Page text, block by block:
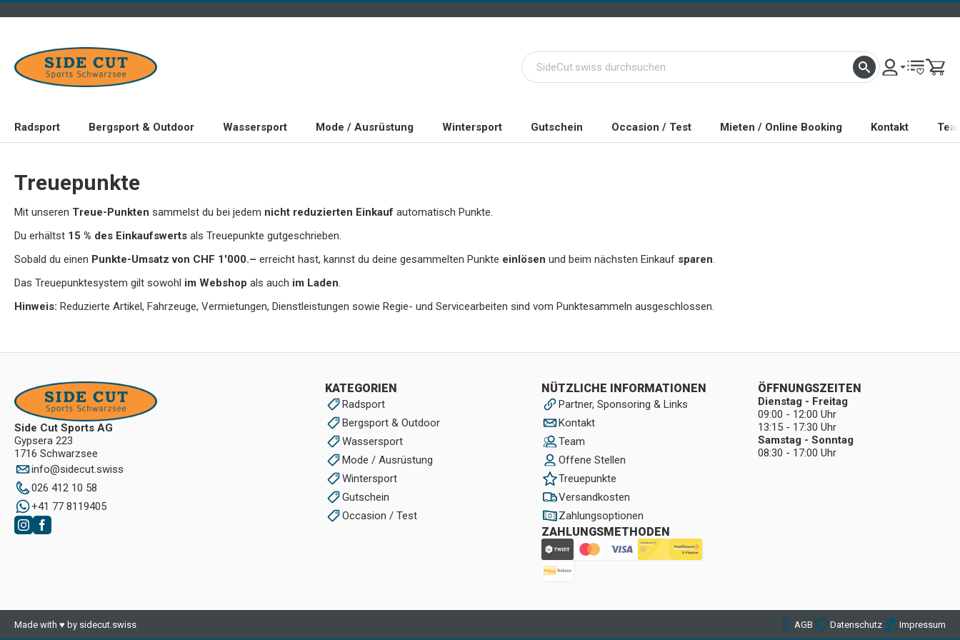
Radsport Bergsport & Outdoor Wassersport Mode / Ausrüstung Wintersport Gutschein Occasion / Test Mieten / Online Booking Kontakt
Treuepunkte
Mit unseren Treue-Punkten sammelst du bei jedem nicht reduzierten Einkauf automatisch Punkte.
Du erhältst 15 % des Einkaufswerts als Treuepunkte gutgeschrieben.
Sobald du einen Punkte-Umsatz von CHF 1'000.– erreicht hast, kannst du deine gesammelten Punkte einlösen und beim nächsten Einkauf sparen.
Das Treuepunktesystem gilt sowohl im Webshop als auch im Laden.
Hinweis: Reduzierte Artikel, Fahrzeuge, Vermietungen, Dienstleistungen sowie Regie- und Servicearbeiten sind vom Punktesammeln ausgeschlossen.
Side Cut Sports AG
Gypsera 223
1716 Schwarzsee
info@sidecut.swiss
026 412 10 58
+41 77 8119405
KATEGORIEN
Radsport
Bergsport & Outdoor
Wassersport
Mode / Ausrüstung
Wintersport
Gutschein
Occasion / Test
NÜTZLICHE INFORMATIONEN
Partner, Sponsoring & Links
Kontakt
Team
Offene Stellen
Treuepunkte
Versandkosten
Zahlungsoptionen
ZAHLUNGSMETHODEN
ÖFFNUNGSZEITEN
Dienstag - Freitag
09:00 - 12:00 Uhr
13:15 - 17:30 Uhr
Samstag - Sonntag
08:30 - 17:00 Uhr
Made with ♥ by sidecut.swiss AGB Datenschutz Impressum